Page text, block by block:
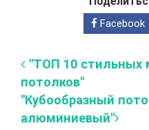
Facebook
"ТОП 10 стильных
потолков"
"Кубообразный
алюминиевый"